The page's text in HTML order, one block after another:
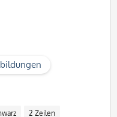
2 Zeilen